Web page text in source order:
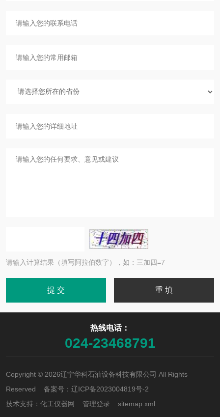
请输入计算结果（填写阿拉伯数字），如：三加四=7
热线电话：
024-23468791
Copyright © 2026辽宁华科石油设备科技有限公司 All Rights
Reserved 备案号： 辽ICP备2023004819号-2
技术支持： 化工仪器网 管理登录 sitemap.xml